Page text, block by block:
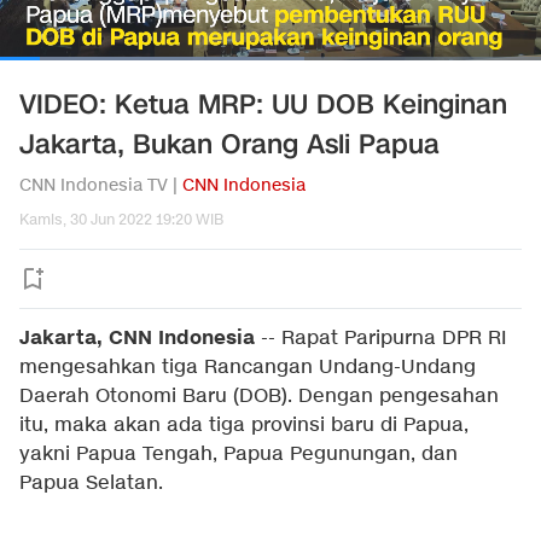
VIDEO: Ketua MRP: UU DOB Keinginan
Jakarta, Bukan Orang Asli Papua
CNN Indonesia TV | CNN Indonesia
Kamis, 30 Jun 2022 19:20 WIB
Jakarta, CNN Indonesia -- Rapat Paripurna DPR RI
mengesahkan tiga Rancangan Undang-Undang
Daerah Otonomi Baru (DOB). Dengan pengesahan
itu, maka akan ada tiga provinsi baru di Papua,
yakni Papua Tengah, Papua Pegunungan, dan
Papua Selatan.